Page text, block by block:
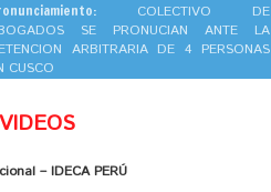
COLECTIVO DE
SE PRONUCIAN ANTE LA
ARBITRARIA DE 4 PERSONAS
CUSCO
– IDECA PERÚ